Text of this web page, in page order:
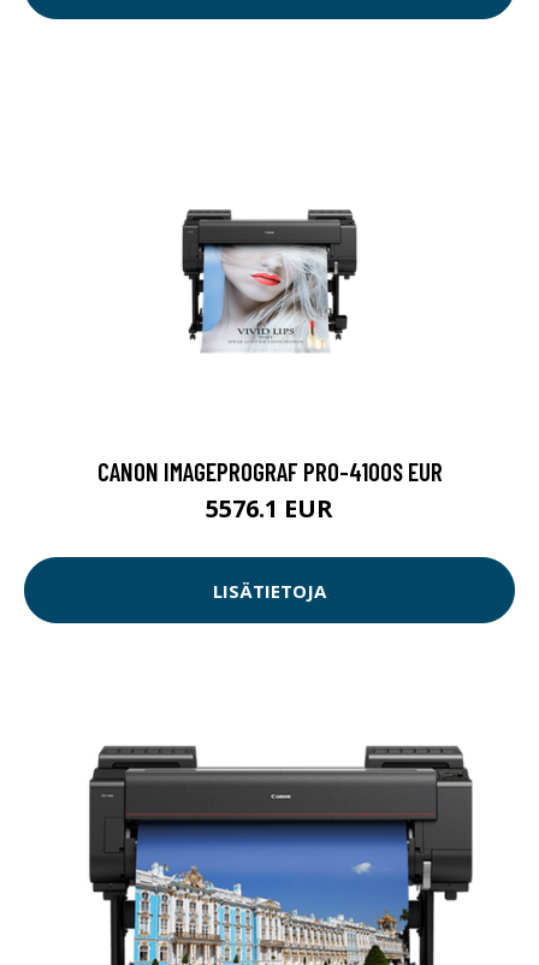
CANON IMAGEPROGRAF PRO-4100S EUR
5576.1 EUR
LISÄTIETOJA